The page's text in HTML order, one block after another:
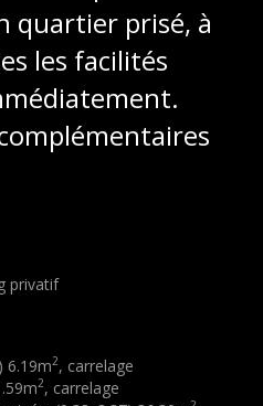
quartier prisé, à
les facilités
privatif
6.19m2, carrelage
2, carrelage